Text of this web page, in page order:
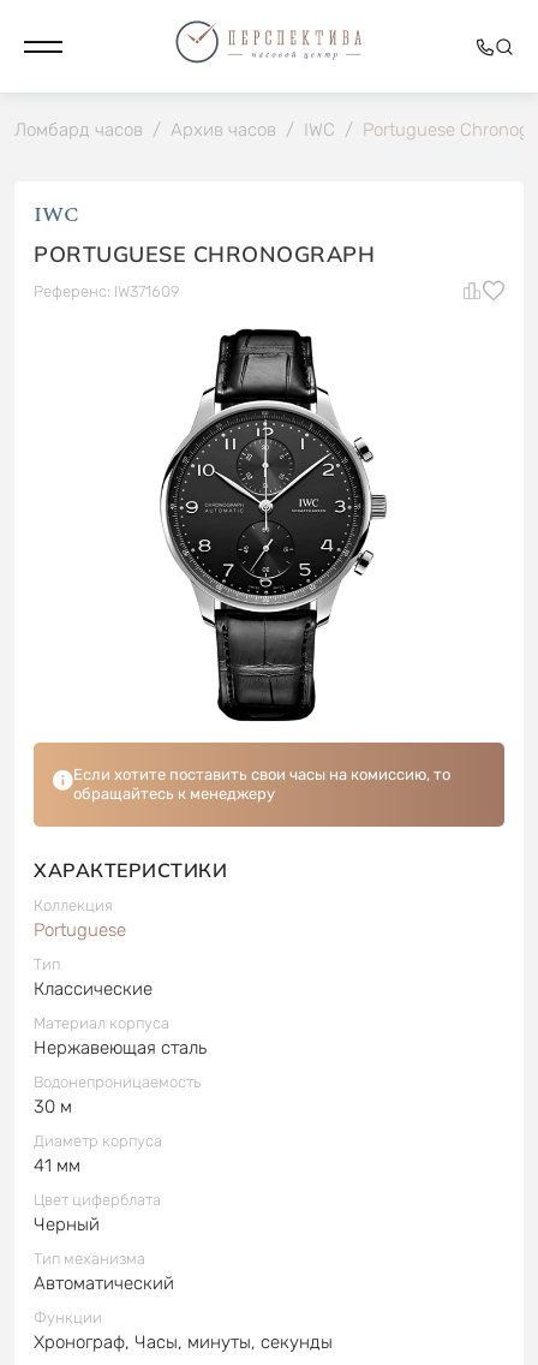
Ломбард часов / Архив часов / IWC / Portuguese
IWC
PORTUGUESE CHRONOGRAPH
Референс: IW371609
Если хотите поставить свои часы на комиссию, то
обращайтесь к менеджеру
ХАРАКТЕРИСТИКИ
Коллекция
Portuguese
Тип
Классические
Материал корпуса
Нержавеющая сталь
Водонепроницаемость
30 м
Диаметр корпуса
41 мм
Цвет циферблата
Черный
Тип механизма
Автоматический
Функции
Хронограф, Часы, минуты, секунды